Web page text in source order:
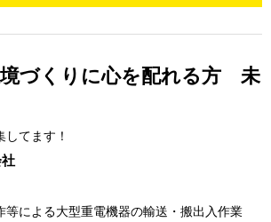
境づくりに心を配れる方 未
てます！
等による大型重電機器の輸送・搬出入作業